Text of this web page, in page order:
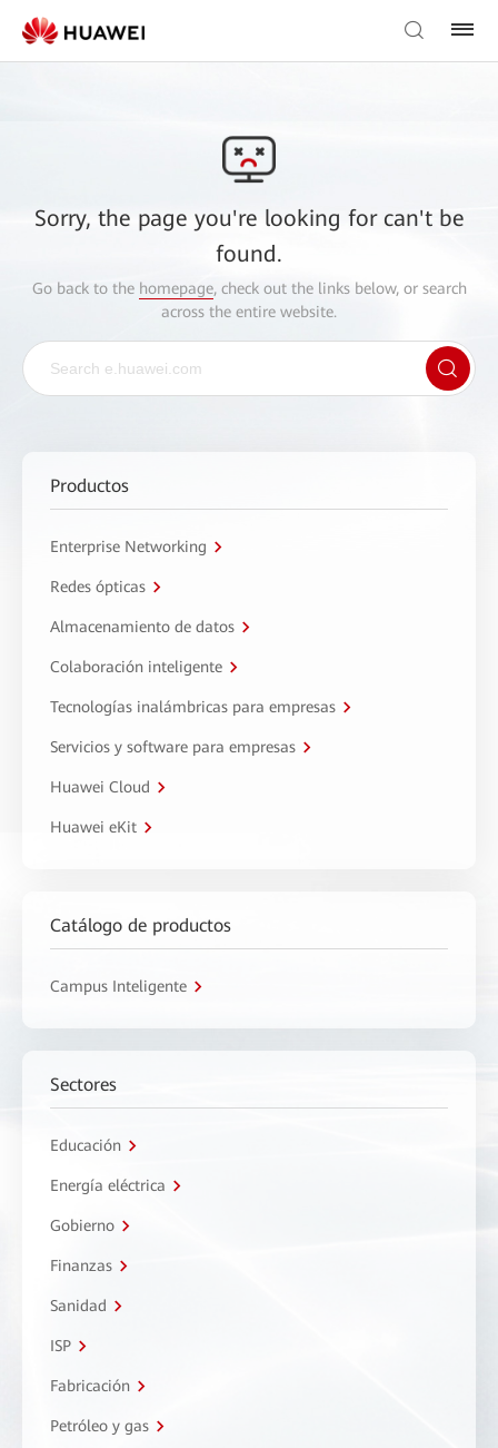
Sorry, the page you're looking for can't be
found.
Go back to the homepage, check out the links below, or search
across the entire website.
Productos
Enterprise Networking
Redes ópticas
Almacenamiento de datos
Colaboración inteligente
Tecnologías inalámbricas para empresas
Servicios y software para empresas
Huawei Cloud
Huawei eKit
Catálogo de productos
Campus Inteligente
Sectores
Educación
Energía eléctrica
Gobierno
Finanzas
Sanidad
ISP
Fabricación
Petróleo y gas